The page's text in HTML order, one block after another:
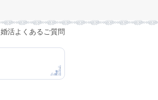
婚活よくあるご質問